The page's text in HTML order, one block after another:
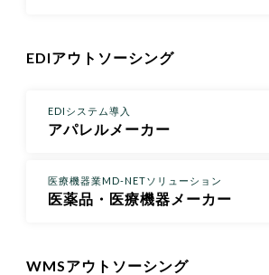
EDIアウトソーシング
EDIシステム導入
アパレルメーカー
医療機器業MD-NETソリューション
医薬品・医療機器メーカー
WMSアウトソーシング